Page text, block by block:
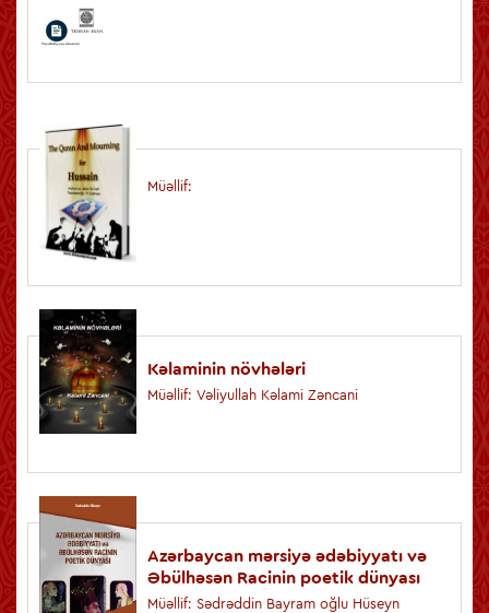
Müəllif:
Kəlaminin növhələri
Müəllif: Vəliyullah Kəlami Zəncani
Azərbaycan mərsiyə ədəbiyyatı və
Əbülhəsən Racinin poetik dünyası
Müəllif: Sədrəddin Bayram oğlu Hüseyn